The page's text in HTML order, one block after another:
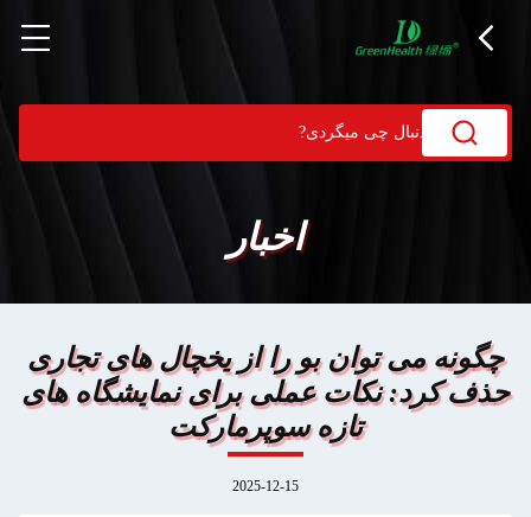
اخبار
چگونه می توان بو را از یخچال های تجاری
حذف کرد: نکات عملی برای نمایشگاه های
تازه سوپرمارکت
2025-12-15